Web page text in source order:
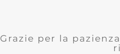
Grazie per la